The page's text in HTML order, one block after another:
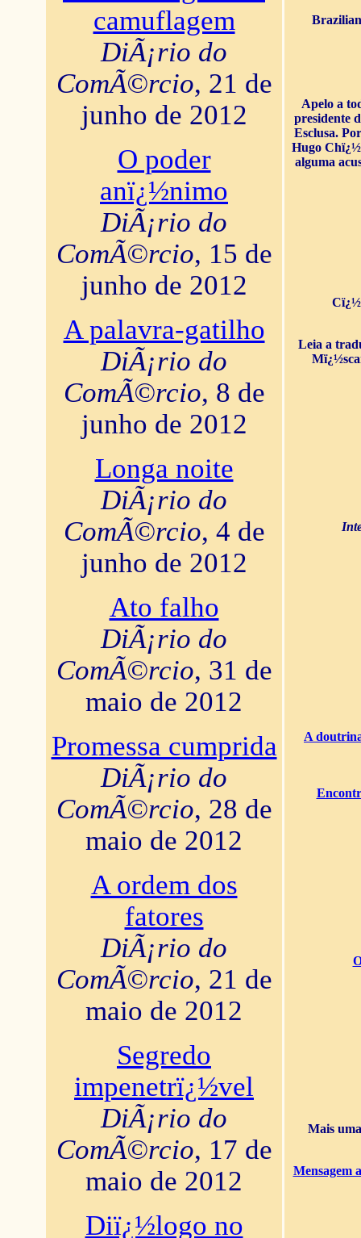
camuflagem
DiÃ¡rio do
ComÃ©rcio, 21 de
junho de 2012
O poder
anï¿½nimo
DiÃ¡rio do
ComÃ©rcio, 15 de
junho de 2012
A palavra-gatilho
DiÃ¡rio do
ComÃ©rcio, 8 de
junho de 2012
Longa noite
DiÃ¡rio do
ComÃ©rcio, 4 de
junho de 2012
Ato falho
DiÃ¡rio do
ComÃ©rcio, 31 de
maio de 2012
Promessa cumprida
DiÃ¡rio do
ComÃ©rcio, 28 de
maio de 2012
A ordem dos
fatores
DiÃ¡rio do
ComÃ©rcio, 21 de
maio de 2012
Segredo
impenetrï¿½vel
DiÃ¡rio do
ComÃ©rcio, 17 de
maio de 2012
Diï¿½logo no
Apelo a
presidente
Esclusa.
Hugo
alguma
Leia a
A
Mais
Mensagem